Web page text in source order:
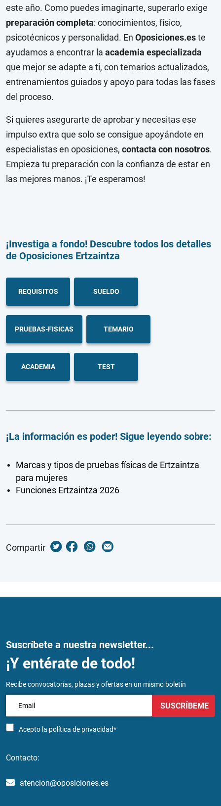
este año. Como puedes imaginarte, superarlo exige
preparación completa: conocimientos, físico,
psicotécnicos y personalidad. En Oposiciones.este
ayudamos a encontrar la academia especializada
que mejor se adapte a ti, con temarios actualizados,
entrenamientos guiados y apoyo para todas las fases
del proceso.
Si quieres asegurarte de aprobar y necesitas ese
impulso extra que solo se consigue apoyándote en
especialistas en oposiciones, contacta con nosotros.
Empieza tu preparación con la confianza de estar en
las mejores manos. ¡Te esperamos!
¡Investiga a fondo! Descubre todos los detalles
de Oposiciones Ertzaintza
REQUISITOS SUELDO
PRUEBAS-FISICAS TEMARIO
ACADEMIA TEST
¡La información es poder! Sigue leyendo sobre:
Marcas y tipos de pruebas físicas de Ertzaintza
para mujeres
Funciones Ertzaintza 2026
Compartir
Suscríbete a nuestra newsletter...
¡Y entérate de todo!
Recibe convocatorias, plazas y ofertas en un mismo boletín
Acepto la política de privacidad*
SUSCRÍBEME
Contacto:
atencion@oposiciones.es